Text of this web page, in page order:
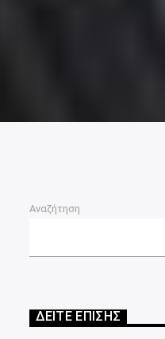
Αναζήτηση
ΔΕΙΤΕ ΕΠΙΣΗΣ